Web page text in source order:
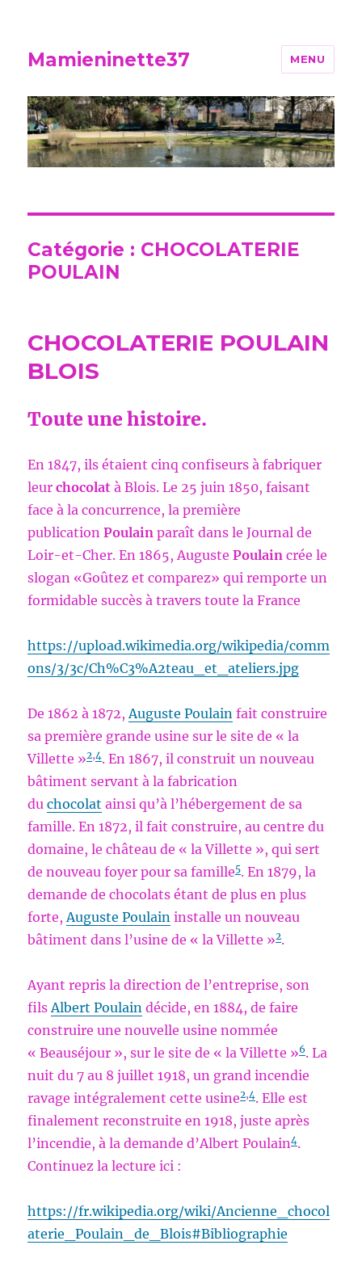
Mamieninette37 MENU
Catégorie : CHOCOLATERIE
POULAIN
CHOCOLATERIE POULAIN
BLOIS
Toute une histoire.
En 1847, ils étaient cinq confiseurs à fabriquer
leurchocolat à Blois. Le 25 juin 1850, faisant
face à la concurrence, la première
publicationPoulain paraît dans le Journal de
Loir-et-Cher. En 1865, AugustePoulain crée le
slogan «Goûtez et comparez» qui remporte un
formidable succès à travers toute la France
https://upload.wikimedia.org/wikipedia/comm
ons/3/3c/Ch%C3%A2teau_et_ateliers.jpg
De 1862 à 1872,Auguste Poulain fait construire
sa première grande usine sur le site de « la
Villette »2,4. En 1867, il construit un nouveau
bâtiment servant à la fabrication
duchocolat ainsi qu’à l’hébergement de sa
famille. En 1872, il fait construire, au centre du
domaine, le château de « la Villette », qui sert
de nouveau foyer pour sa famille5. En 1879, la
demande de chocolats étant de plus en plus
forte,Auguste Poulain installe un nouveau
bâtiment dans l’usine de « la Villette »2.
Ayant repris la direction de l’entreprise, son
filsAlbert Poulain décide, en 1884, de faire
construire une nouvelle usine nommée
« Beauséjour », sur le site de « la Villette »6. La
nuit du 7 au 8 juillet 1918, un grand incendie
ravage intégralement cette usine2,4. Elle est
finalement reconstruite en 1918, juste après
l’incendie, à la demande d’Albert Poulain4.
Continuez la lecture ici :
https://fr.wikipedia.org/wiki/Ancienne_chocol
aterie_Poulain_de_Blois#Bibliographie